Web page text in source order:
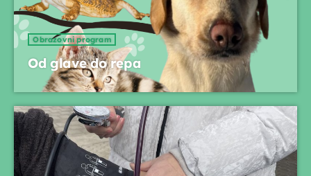
Telefonski oglasi
10:00 - 10:15
Djeca i mladi na radiju
10:15 - 10:45
Obrazovni program
Od glave do repa